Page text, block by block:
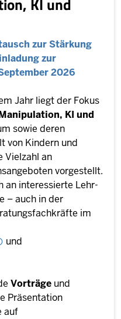
KI und
zur Stärkung
zur
2026
Jahr liegt der Fokus
KI und
sowie deren
von Kindern und
Vielzahl an
vorgestellt.
an interessierte Lehr-
– auch in der
im
und
Vorträge und
Präsentation
auf